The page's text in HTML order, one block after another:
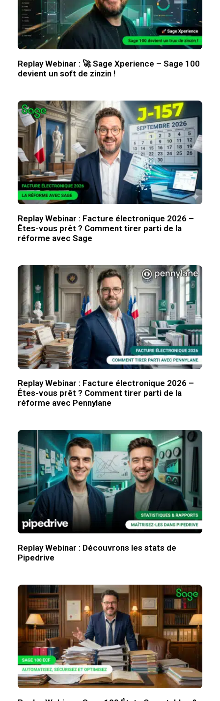
Replay Webinar : 🚀 Sage Xperience – Sage 100
devient un soft de zinzin !
Replay Webinar : Facture électronique 2026 –
Êtes-vous prêt ? Comment tirer parti de la
réforme avec Sage
Replay Webinar : Facture électronique 2026 –
Êtes-vous prêt ? Comment tirer parti de la
réforme avec Pennylane
Replay Webinar : Découvrons les stats de
Pipedrive